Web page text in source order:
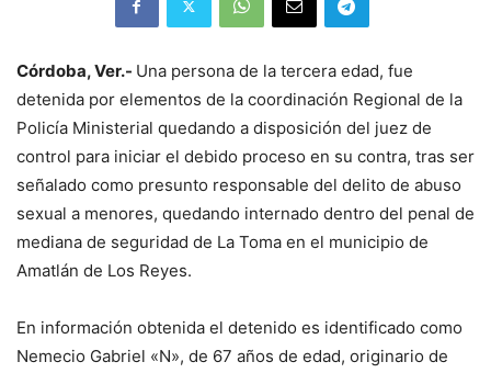
Córdoba, Ver.- Una persona de la tercera edad, fue
detenida por elementos de la coordinación Regional de la
Policía Ministerial quedando a disposición del juez de
control para iniciar el debido proceso en su contra, tras ser
señalado como presunto responsable del delito de abuso
sexual a menores, quedando internado dentro del penal de
mediana de seguridad de La Toma en el municipio de
Amatlán de Los Reyes.
En información obtenida el detenido es identificado como
Nemecio Gabriel «N», de 67 años de edad, originario de